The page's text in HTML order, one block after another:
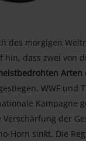
des morgigen
hin, dass zwei
Arten
WWF und
Kampagne
der
Horn sinkt. Die